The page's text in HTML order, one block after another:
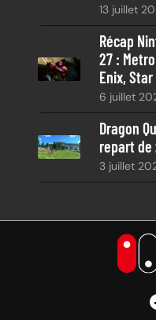
13 juillet
Récap
27 :
Enix,
6 juillet
Dragon
repart de
3 juillet
Facebook